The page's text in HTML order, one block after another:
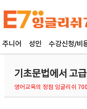
주니어 성인 수강신청/비
기초문법에서 고
영어교육의 정점 잉글리쉬